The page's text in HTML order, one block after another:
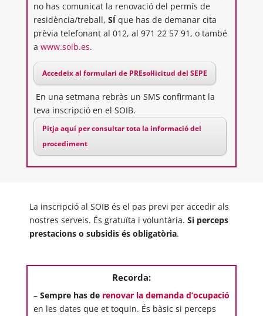
no has comunicat la renovació del permís de
residència/treball, SÍque has de demanar cita
prèvia telefonant al 012, al 971 22 57 91, o també
a www.soib.es.
Accedeix al formulari de PREsol·licitud del SEPE
En una setmana rebràs un SMS confirmant la
teva inscripció en el SOIB.
Pitja aquí per consultar tota la informació del
procediment
La inscripció al SOIB és el pas previ per accedir als
nostres serveis. És gratuïta i voluntària. Si perceps
prestacions o subsidis és obligatòria.
Recorda:
– Sempre has de renovar la demanda d’ocupació
en les dates que et toquin. És bàsic si perceps